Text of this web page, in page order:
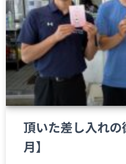
頂いた差し入れ
月】